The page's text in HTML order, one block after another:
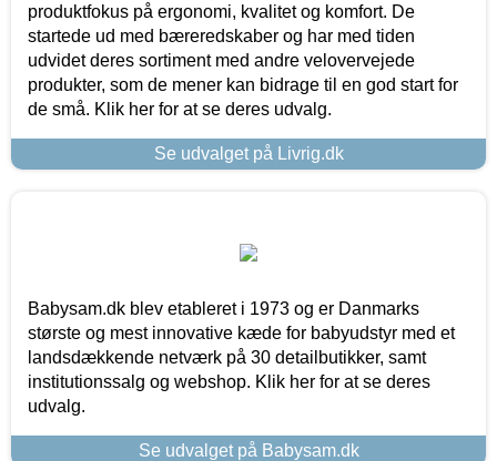
produktfokus på ergonomi, kvalitet og komfort. De
startede ud med bæreredskaber og har med tiden
udvidet deres sortiment med andre velovervejede
produkter, som de mener kan bidrage til en god start for
de små. Klik her for at se deres udvalg.
Se udvalget på Livrig.dk
Babysam.dk blev etableret i 1973 og er Danmarks
største og mest innovative kæde for babyudstyr med et
landsdækkende netværk på 30 detailbutikker, samt
institutionssalg og webshop. Klik her for at se deres
udvalg.
Se udvalget på Babysam.dk